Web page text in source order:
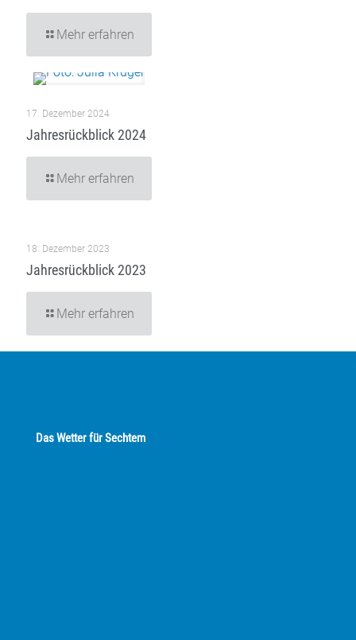
Mehr erfahren
17. Dezember 2024
Jahresrückblick 2024
Mehr erfahren
18. Dezember 2023
Jahresrückblick 2023
Mehr erfahren
Das Wetter für Sechtem